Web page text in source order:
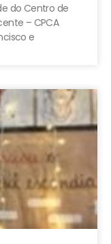
do Centro de
– CPCA
e